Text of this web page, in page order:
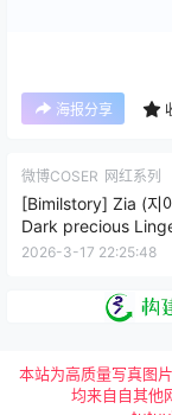
海报分享
微博COSER 网红系列
[Bimilstory] Zia (지
Dark precious
[97P3V-5.71G]
2026-3-17 22:25:48
本站为高质量写真图
均来自自其他